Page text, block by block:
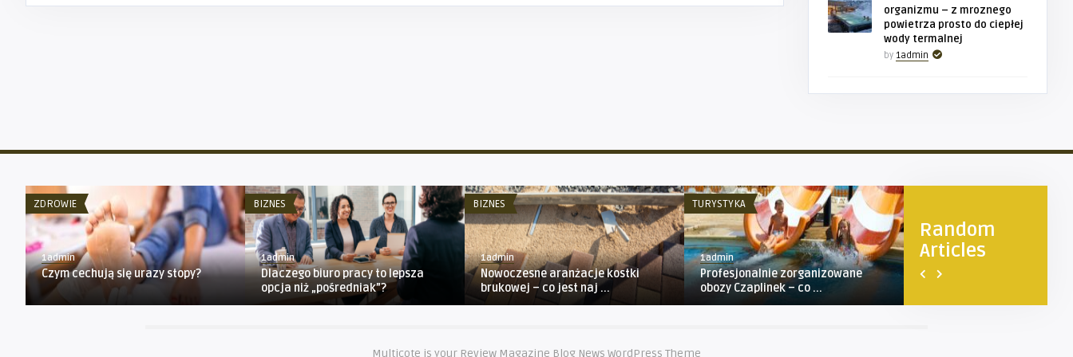
organizmu – z mroznego
powietrza prosto do ciepłej
wody termalnej
by 1admin
Random
Articles
ZDROWIE
1admin
Czym cechują się urazy stopy?
BIZNES
1admin
Dlaczego biuro pracy to lepsza
opcja niż „pośredniak”?
BIZNES
1admin
Nowoczesne aranżacje kostki
brukowej – co jest naj ...
TURYSTYKA
1admin
Profesjonalnie zorganizowane
obozy Czaplinek – co ...
1admin
Kontener 3 m3 w Dąbrowie
Multicote is your Review Magazine Blog News WordPress Theme